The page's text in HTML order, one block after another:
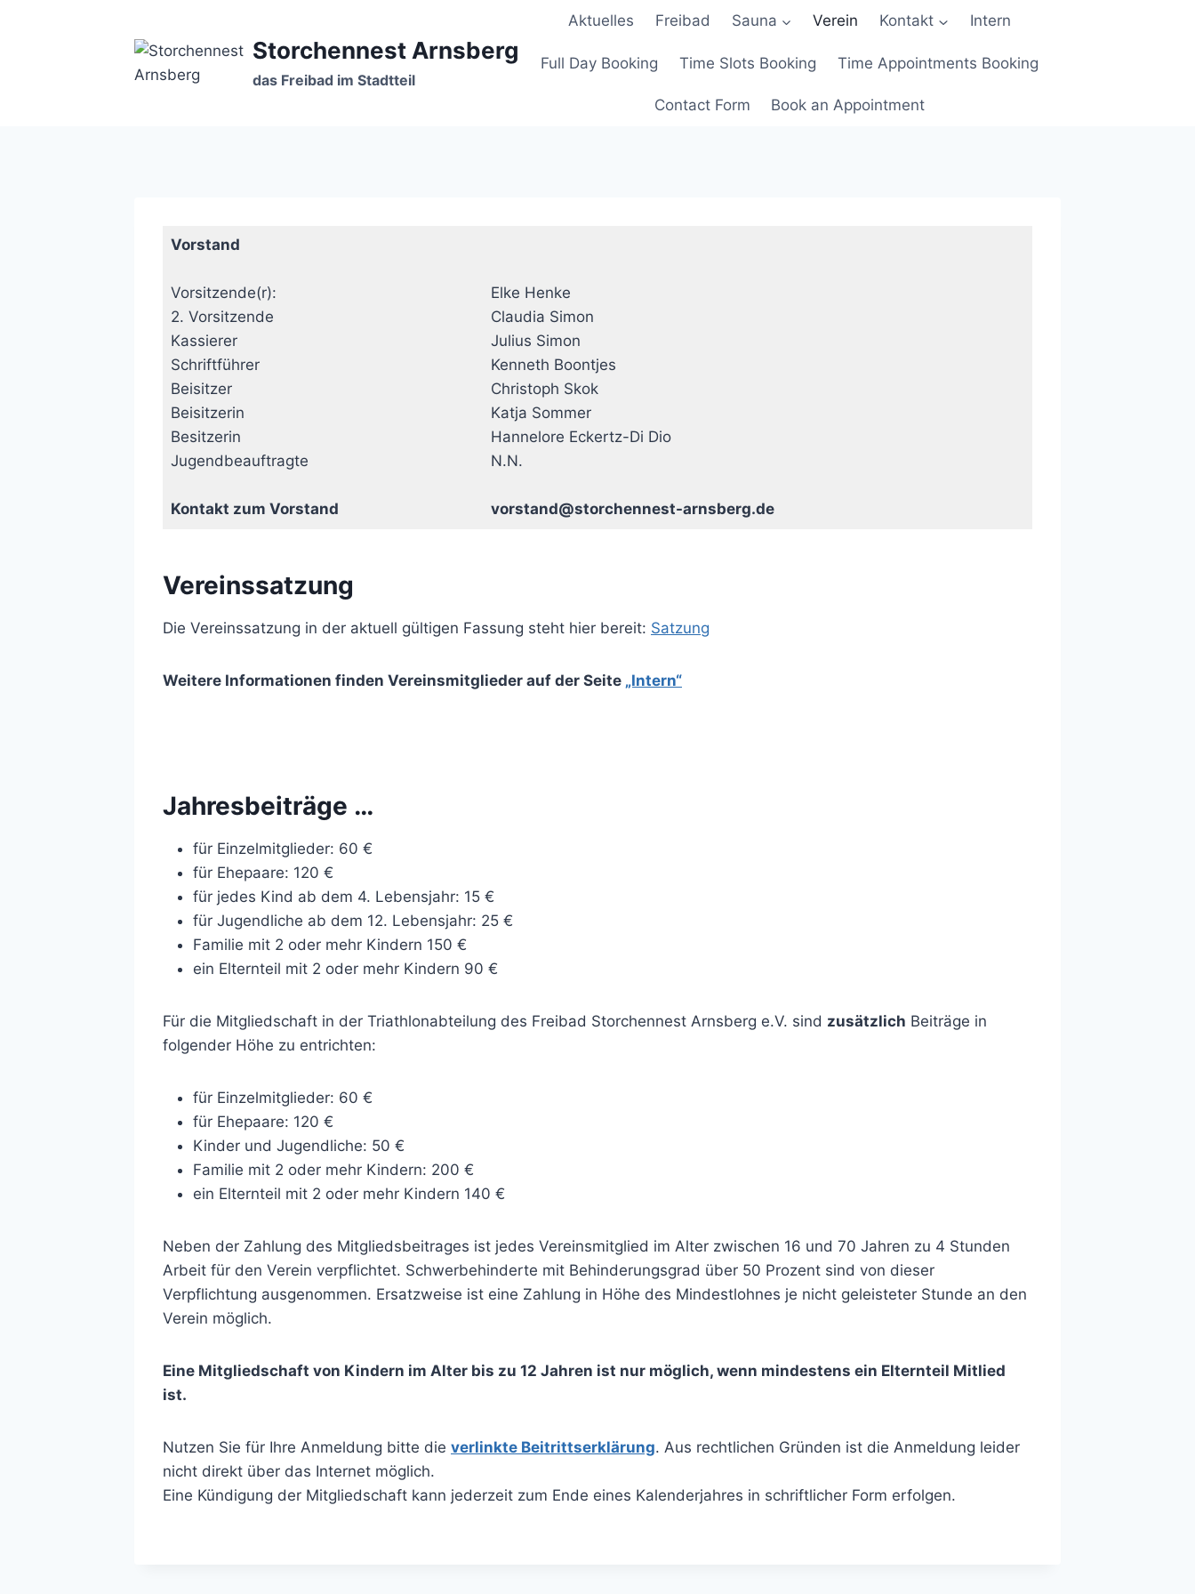
Storchennest Arnsberg
das Freibad im Stadtteil
Aktuelles Freibad Sauna Verein Kontakt Intern
Full Day Booking Time Slots Booking Time Appointments Booking
Contact Form Book an Appointment
Vorstand
Vorsitzende(r):
2. Vorsitzende
Kassierer
Schriftführer
Beisitzer
Beisitzerin
Besitzerin
Jugendbeauftragte
Kontakt zum Vorstand
Elke Henke
Claudia Simon
Julius Simon
Kenneth Boontjes
Christoph Skok
Katja Sommer
Hannelore Eckertz-Di Dio
N.N.
vorstand@storchennest-arnsberg.de
Vereinssatzung
Die Vereinssatzung in der aktuell gültigen Fassung steht hier bereit: Satzung
Weitere Informationen finden Vereinsmitglieder auf der Seite „Intern“
Jahresbeiträge …
für Einzelmitglieder: 60 €
für Ehepaare: 120 €
für jedes Kind ab dem 4. Lebensjahr: 15 €
für Jugendliche ab dem 12. Lebensjahr: 25 €
Familie mit 2 oder mehr Kindern 150 €
ein Elternteil mit 2 oder mehr Kindern 90 €
Für die Mitgliedschaft in der Triathlonabteilung des Freibad Storchennest Arnsberg e.V. sind zusätzlich Beiträge in
folgender Höhe zu entrichten:
für Einzelmitglieder: 60 €
für Ehepaare: 120 €
Kinder und Jugendliche: 50 €
Familie mit 2 oder mehr Kindern: 200 €
ein Elternteil mit 2 oder mehr Kindern 140 €
Neben der Zahlung des Mitgliedsbeitrages ist jedes Vereinsmitglied im Alter zwischen 16 und 70 Jahren zu 4 Stunden
Arbeit für den Verein verpflichtet. Schwerbehinderte mit Behinderungsgrad über 50 Prozent sind von dieser
Verpflichtung ausgenommen. Ersatzweise ist eine Zahlung in Höhe des Mindestlohnes je nicht geleisteter Stunde an den
Verein möglich.
Eine Mitgliedschaft von Kindern im Alter bis zu 12 Jahren ist nur möglich, wenn mindestens ein Elternteil Mitlied
ist.
Nutzen Sie für Ihre Anmeldung bitte die verlinkte Beitrittserklärung. Aus rechtlichen Gründen ist die Anmeldung leider
nicht direkt über das Internet möglich.
Eine Kündigung der Mitgliedschaft kann jederzeit zum Ende eines Kalenderjahres in schriftlicher Form erfolgen.